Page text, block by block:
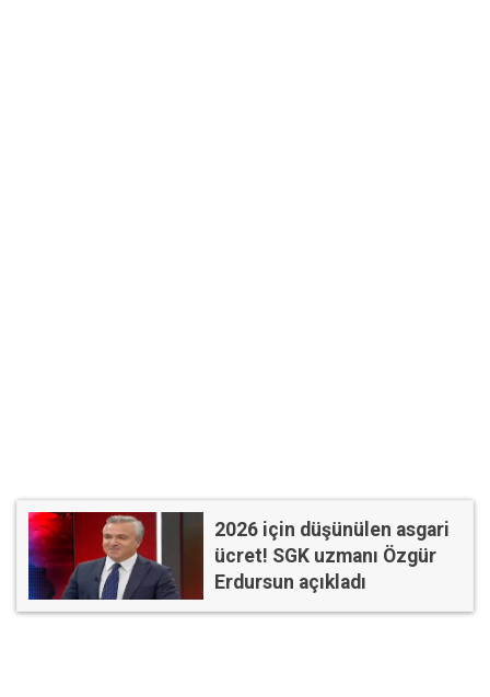
2026 için düşünülen asgari
ücret! SGK uzmanı Özgür
Erdursun açıkladı